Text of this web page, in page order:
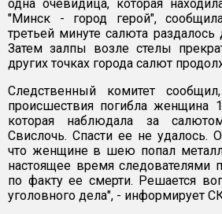
одна очевидица, которая
"Минск - город герой",
третьей минуте салюта
Затем залпы возле стелы
других точках города салют
Следственный комитет
происшествия погибла женщина
которая наблюдала за
Свислочь. Спасти ее не удалось.
что женщине в шею попал
настоящее время следователями
по факту ее смерти. Решается
уголовного дела", - информирует